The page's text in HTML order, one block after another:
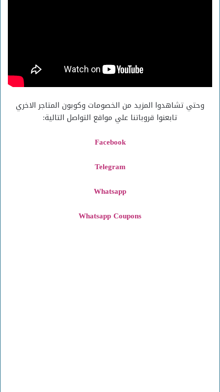
وحتي تشاهدوا المزيد من الخصومات وكوبون المتاجر الاخري
تابعنوا قروباتنا علي مواقع التواصل التالية:
Facebook
Telegram
Whatsapp
Whatsapp Coupons